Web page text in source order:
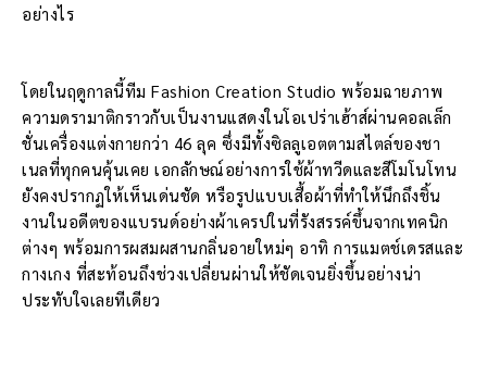
อย่างไร
โดยในฤดูกาลนี้ทีม Fashion Creation Studio พร้อมฉายภาพ
ความดรามาติกราวกับเป็นงานแสดงในโอเปร่าเฮ้าส์ผ่านคอลเล็ก
ชั่นเครื่องแต่งกายกว่า 46 ลุค ซึ่งมีทั้งซิลลูเอตตามสไตล์ของชา
เนลที่ทุกคนคุ้นเคย เอกลักษณ์อย่างการใช้ผ้าทวีดและสีโมโนโทน
ยังคงปรากฏให้เห็นเด่นชัด หรือรูปแบบเสื้อผ้าที่ทำให้นึกถึงชิ้น
งานในอดีตของแบรนด์อย่างผ้าเครปในที่รังสรรค์ขึ้นจากเทคนิก
ต่างๆ พร้อมการผสมผสานกลิ่นอายใหม่ๆ อาทิ การแมตช์เดรสและ
กางเกง ที่สะท้อนถึงช่วงเปลี่ยนผ่านให้ชัดเจนยิ่งขึ้นอย่างน่า
ประทับใจเลยทีเดียว